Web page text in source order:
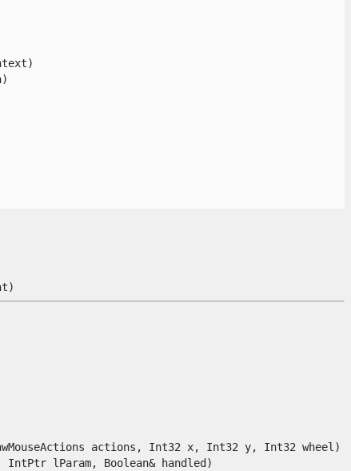
actions, Int32 x, Int32 y, Int32 wheel)
IntPtr lParam, Boolean& handled)